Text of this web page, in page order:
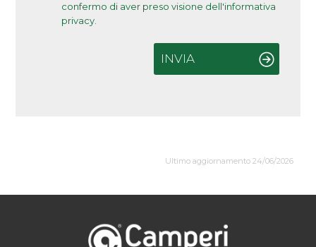
confermo di aver preso visione dell'informativa
privacy.
INVIA
Ultimo aggiornamento 24/06/2026